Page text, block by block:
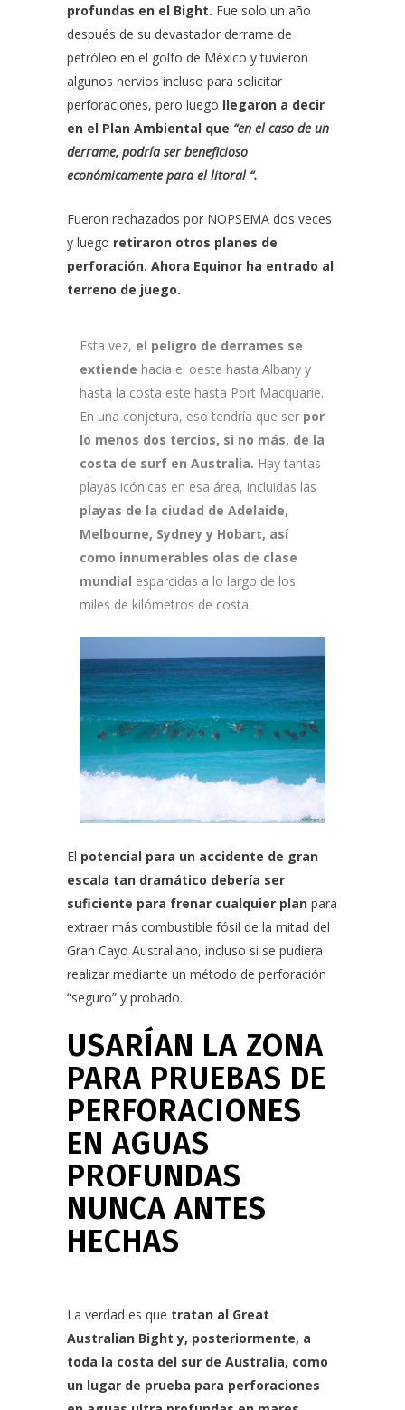
profundas en el Bight. Fue solo un año
después de su devastador derrame de
petróleo en el golfo de México y tuvieron
algunos nervios incluso para solicitar
perforaciones, pero luego llegaron a decir
en el Plan Ambiental que “en el caso de un
derrame, podría ser beneficioso
económicamente para el litoral “.
Fueron rechazados por NOPSEMA dos veces
y luego retiraron otros planes de
perforación. Ahora Equinor ha entrado al
terreno de juego.
Esta vez, el peligro de derrames se
extiende hacia el oeste hasta Albany y
hasta la costa este hasta Port Macquarie.
En una conjetura, eso tendría que ser por
lo menos dos tercios, si no más, de la
costa de surf en Australia. Hay tantas
playas icónicas en esa área, incluidas las
playas de la ciudad de Adelaide,
Melbourne, Sydney y Hobart, así
como innumerables olas de clase
mundial esparcidas a lo largo de los
miles de kilómetros de costa.
El potencial para un accidente de gran
escala tan dramático debería ser
suficiente para frenar cualquier plan para
extraer más combustible fósil de la mitad del
Gran Cayo Australiano, incluso si se pudiera
realizar mediante un método de perforación
“seguro” y probado.
USARÍAN LA ZONA
PARA PRUEBAS DE
PERFORACIONES
EN AGUAS
PROFUNDAS
NUNCA ANTES
HECHAS
La verdad es que tratan al Great
Australian Bight y, posteriormente, a
toda la costa del sur de Australia, como
un lugar de prueba para perforaciones